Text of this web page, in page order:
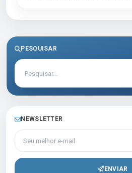
PESQUISAR
NEWSLETTER
Seu melhor e-mail
ENVIAR